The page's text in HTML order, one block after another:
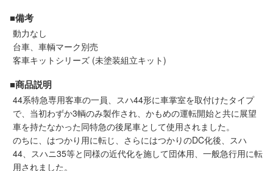
お役立ち情報
鉄道模型の情報
メルマガ登録
Infomation
ご注文方法
■備考
動力なし
台車、車輌マーク別売
客車キットシリーズ (未塗装組立キット)
■商品説明
44系特急専用客車の一員、スハ44形に車掌室を取付けたタイプ
で、当初わずか3輌のみ製作され、かもめの運転開始と共に展望
車を持たなかった同特急の後尾車として使用されました。
のちに、はつかり用に転じ、さらにはつかりのDC化後、スハ
44、スハニ35等と同様の近代化を施して団体用、一般急行用に転
用されました。